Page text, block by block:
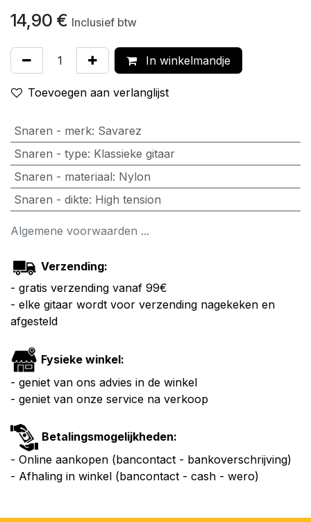
14,90 € Inclusief btw
In winkelmandje
Toevoegen aan verlanglijst
Snaren - merk: Savarez
Snaren - type: Klassieke gitaar
Snaren - materiaal: Nylon
Snaren - dikte: High tension
Algemene voorwaarden ...
Verzending:
- gratis verzending vanaf 99€
- elke gitaar wordt voor verzending nagekeken en
afgesteld
Fysieke winkel:
- geniet van ons advies in de winkel
- geniet van onze service na verkoop
Betalingsmogelijkheden:
- Online aankopen (bancontact - bankoverschrijving)
- Afhaling in winkel (bancontact - cash - wero)